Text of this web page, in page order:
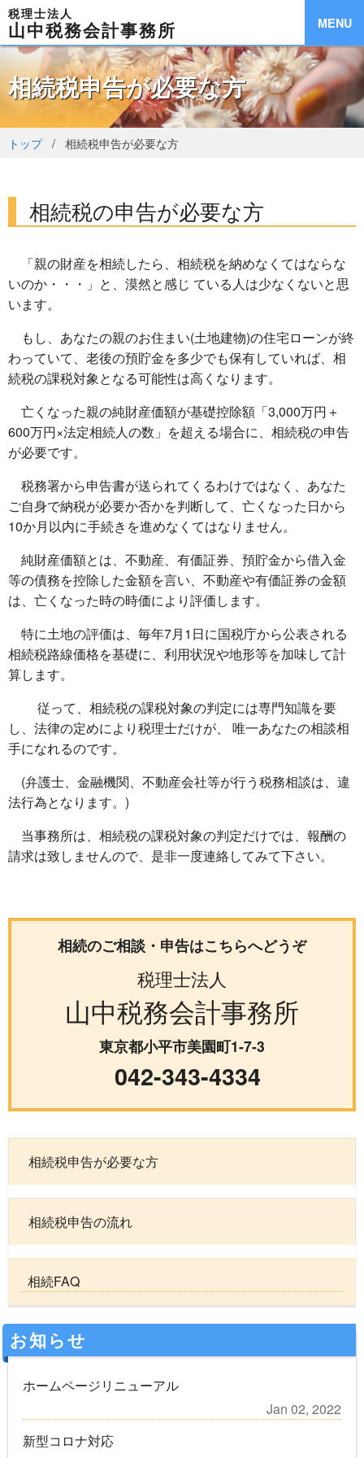
MENU
税理士法人
山中税務会計事務所
相続税申告が必要な方
トップ 相続税申告が必要な方
相続税の申告が必要な方
「親の財産を相続したら、相続税を納めなくてはならな
いのか・・・」と、漠然と感じ ている人は少なくないと思
います。
もし、あなたの親のお住まい(土地建物)の住宅ローンが終
わっていて、老後の預貯金を多少でも保有していれば、相
続税の課税対象となる可能性は高くなります。
亡くなった親の純財産価額が基礎控除額「3,000万円＋
600万円×法定相続人の数」を超える場合に、相続税の申告
が必要です。
税務署から申告書が送られてくるわけではなく、あなた
ご自身で納税が必要か否かを判断して、亡くなった日から
10か月以内に手続きを進めなくてはなりません。
純財産価額とは、不動産、有価証券、預貯金から借入金
等の債務を控除した金額を言い、不動産や有価証券の金額
は、亡くなった時の時価により評価します。
特に土地の評価は、毎年7月1日に国税庁から公表される
相続税路線価格を基礎に、利用状況や地形等を加味して計
算します。
従って、相続税の課税対象の判定には専門知識を要
し、法律の定めにより税理士だけが、 唯一あなたの相談相
手になれるのです。
(弁護士、金融機関、不動産会社等が行う税務相談は、違
法行為となります。)
当事務所は、相続税の課税対象の判定だけでは、報酬の
請求は致しませんので、是非一度連絡してみて下さい。
相続のご相談・申告はこちらへどうぞ
税理士法人
山中税務会計事務所
東京都小平市美園町1-7-3
042-343-4334
相続税申告が必要な方
相続税申告の流れ
相続FAQ
お知らせ
ホームページリニューアル
Jan 02, 2022
新型コロナ対応